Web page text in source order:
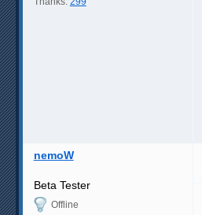
nemoW
Beta Tester
Offline